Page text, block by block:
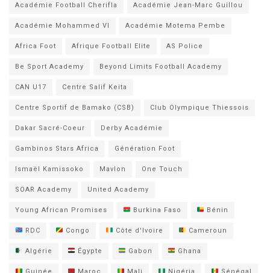
Académie Football Cherifla Académie Jean-Marc Guillou
Académie Mohammed VI Académie Motema Pembe
Africa Foot Afrique Football Elite AS Police
Be Sport Academy Beyond Limits Football Academy
CAN U17 Centre Salif Keita
Centre Sportif de Bamako (CSB) Club Olympique Thiessois
Dakar Sacré-Coeur Derby Académie
Gambinos Stars Africa Génération Foot
Ismaël Kamissoko Mavlon One Touch
SOAR Academy United Academy
Young African Promises Burkina Faso Bénin
RDC Congo Côte d'Ivoire Cameroun
Algérie Égypte Gabon Ghana
Guinée Maroc Mali Nigéria Sénégal